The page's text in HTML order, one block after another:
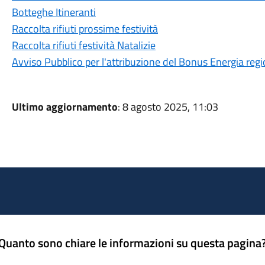
Botteghe Itineranti
Raccolta rifiuti prossime festività
Raccolta rifiuti festività Natalizie
Avviso Pubblico per l'attribuzione del Bonus Energia
Ultimo aggiornamento: 8 agosto 2025, 11:03
sono chiare le informazioni su questa